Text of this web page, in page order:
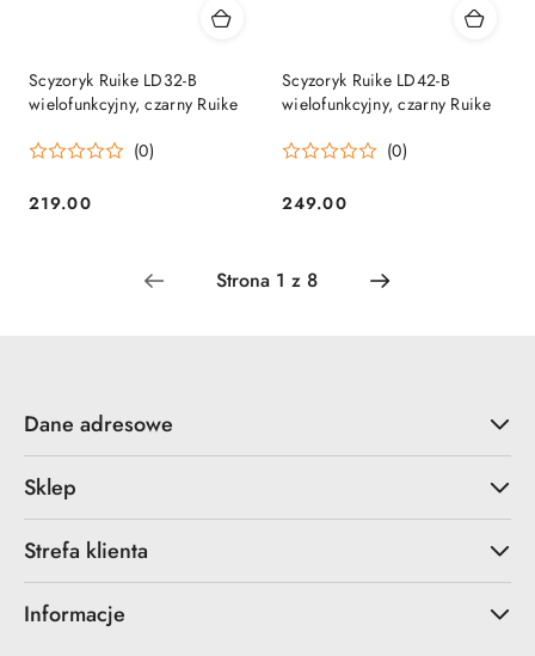
Scyzoryk Ruike LD32-B
wielofunkcyjny, czarny Ruike
(0)
Cena:
219.00
Scyzoryk Ruike LD42-B
wielofunkcyjny, czarny Ruike
(0)
Cena:
249.00
Dane adresowe
Sklep
Strefa klienta
Informacje